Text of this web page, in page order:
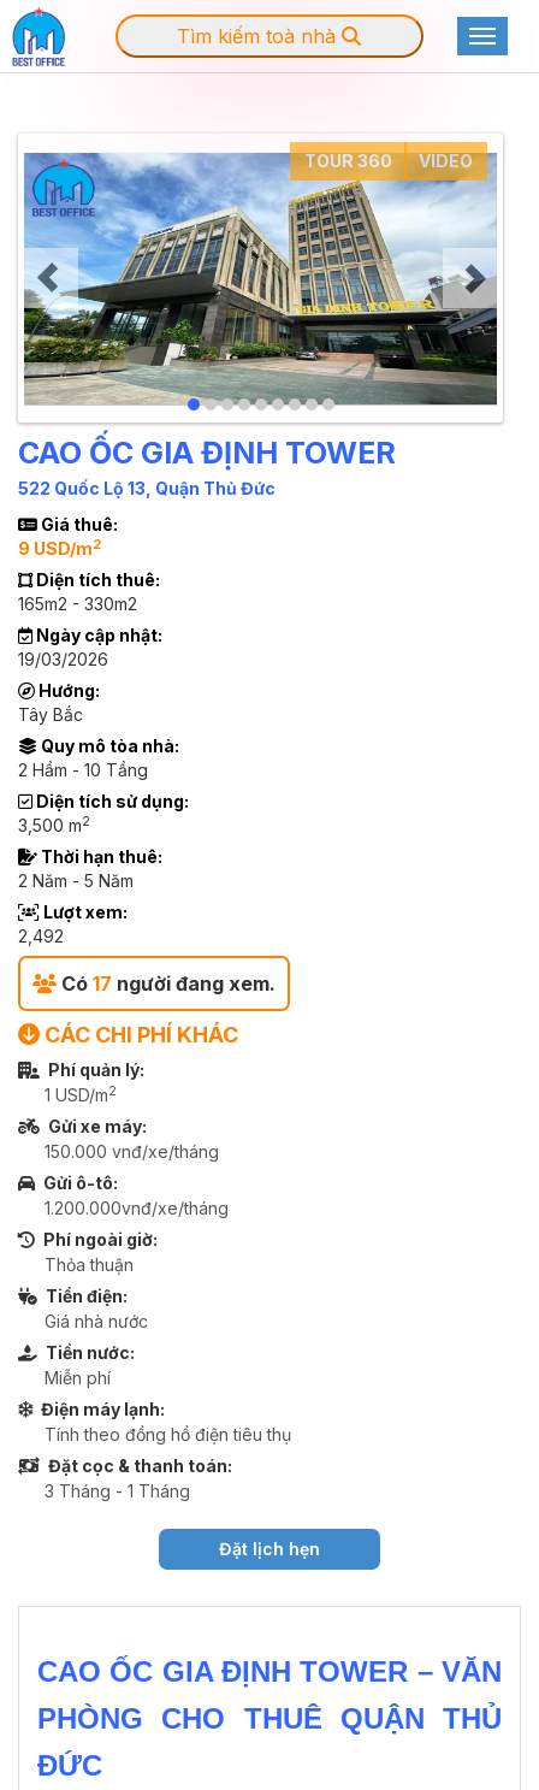
Tìm kiếm toà nhà
TOUR 360 VIDEO
CAO ỐC GIA ĐỊNH TOWER
522 Quốc Lộ 13, Quận Thủ Đức
Giá thuê:
9 USD/m2
Diện tích thuê:
165m2 - 330m2
Ngày cập nhật:
19/03/2026
Hướng:
Tây Bắc
Quy mô tòa nhà:
2 Hầm - 10 Tầng
Diện tích sử dụng:
3,500 m2
Thời hạn thuê:
2 Năm - 5 Năm
Lượt xem:
2,492
Có 17 người đang xem.
CÁC CHI PHÍ KHÁC
Phí quản lý:
1 USD/m2
Gửi xe máy:
150.000 vnđ/xe/tháng
Gửi ô-tô:
1.200.000vnđ/xe/tháng
Phí ngoài giờ:
Thỏa thuận
Tiền điện:
Giá nhà nước
Tiền nước:
Miễn phí
Điện máy lạnh:
Tính theo đồng hồ điện tiêu thụ
Đặt cọc & thanh toán:
3 Tháng - 1 Tháng
Đặt lịch hẹn
CAO ỐC GIA ĐỊNH TOWER – VĂN
PHÒNG CHO THUÊ QUẬN THỦ
ĐỨC